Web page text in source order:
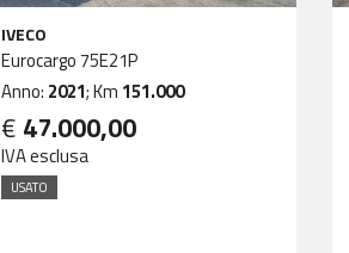
IVECO
Eurocargo 75E21P
Anno: 2021; Km 151.000
€ 47.000,00
IVA esclusa
USATO